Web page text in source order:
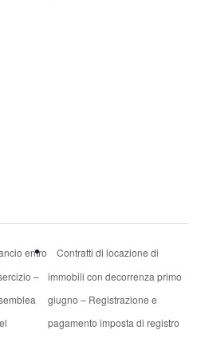
entro
–
Contratti di locazione di
immobili con decorrenza primo
giugno – Registrazione e
pagamento imposta di registro